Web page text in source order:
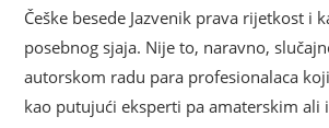
Češke besede Jazvenik prava rijetkost i
posebnog sjaja. Nije to, naravno,
autorskom radu para profesionalaca
kao putujući eksperti pa amaterskim ali